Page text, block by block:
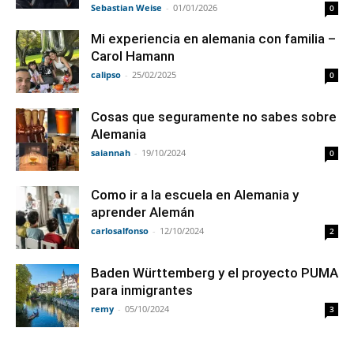
Sebastian Weise - 01/01/2026 0
Mi experiencia en alemania con familia –
Carol Hamann
calipso - 25/02/2025 0
Cosas que seguramente no sabes sobre
Alemania
saiannah - 19/10/2024 0
Como ir a la escuela en Alemania y
aprender Alemán
carlosalfonso - 12/10/2024 2
Baden Württemberg y el proyecto PUMA
para inmigrantes
remy - 05/10/2024 3